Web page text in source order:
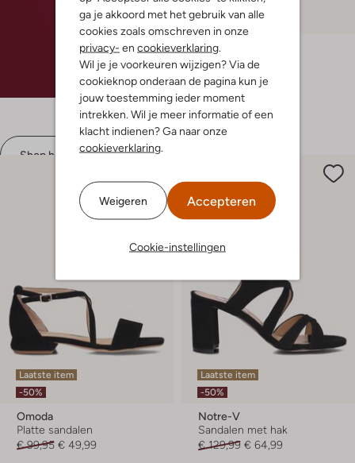
ga je akkoord met het gebruik van alle
cookies zoals omschreven in onze
privacy- en cookieverklaring.
Wil je je voorkeuren wijzigen? Via de
cookieknop onderaan de pagina kun je
jouw toestemming ieder moment
intrekken. Wil je meer informatie of een
klacht indienen? Ga naar onze
cookieverklaring.
Weigeren Accepteren
Cookie-instellingen
Shop hier
-30%
Gabor
Sandalen met hak
€ 129,99
€ 90,99
+ meer kleuren
Laatste item
-50%
Omoda
Platte sandalen
€ 99,95 € 49,99
Laatste item
-50%
Notre-V
Sandalen met hak
€ 129,99 € 64,99